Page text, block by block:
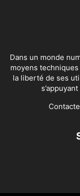
Dans un monde
moyens
la liberté de ses